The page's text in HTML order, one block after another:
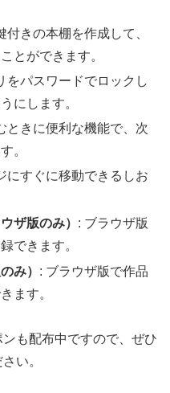
付きの本棚を作成して、
とができます。
をパスワードでロックし
にします。
ときに便利な機能で、次
。
にすぐに移動できるしお
ザ版のみ） : ブラウザ版
できます。
み） : ブラウザ版で作品
ます。
も配布中ですので、ぜひ
い。